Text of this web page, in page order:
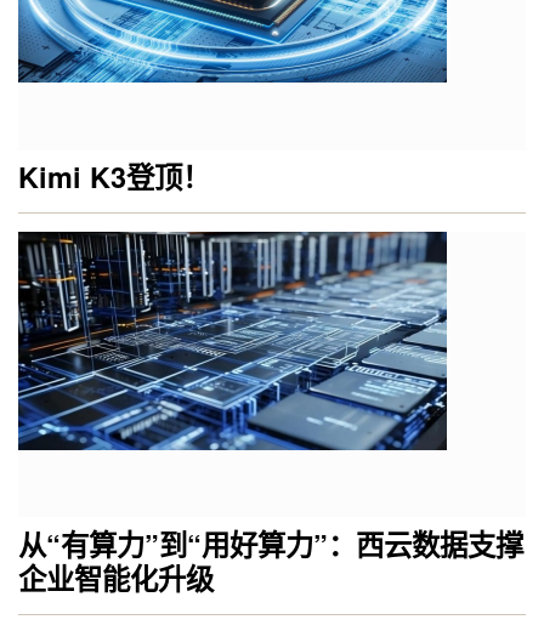
Kimi K3登顶！
从“有算力”到“用好算力”：西云数据支撑
企业智能化升级